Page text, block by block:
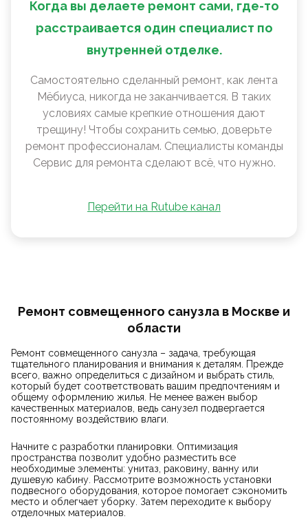
Когда вы делаете ремонт сами, где-то
расстраивается один специалист по
внутренней отделке.
Самостоятельно сделанный ремонт, как лента
Мëбиуса, никогда не заканчивается. В таких
условиях самые крепкие отношения дают
трещину! Чтобы сохранить семью, доверьте
ремонт профессионалам. Специалисты команды
Сервис для ремонта сделают всё, что нужно.
Перейти на Rutube канал
Ремонт совмещенного санузла в Москве и
области
Ремонт совмещенного санузла – задача, требующая
тщательного планирования и внимания к деталям. Прежде
всего, важно определиться с дизайном и выбрать стиль,
который будет соответствовать вашим предпочтениям и
общему оформлению жилья. Не менее важен выбор
качественных материалов, ведь санузел подвергается
постоянному воздействию влаги.
Начните с разработки планировки. Оптимизация
пространства позволит удобно разместить все
необходимые элементы: унитаз, раковину, ванну или
душевую кабину. Рассмотрите возможность установки
подвесного оборудования, которое помогает сэкономить
место и облегчает уборку. Затем переходите к выбору
отделочных материалов.